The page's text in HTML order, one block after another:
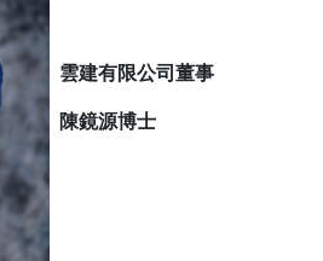
雲建有限公司董事
陳鏡源博士